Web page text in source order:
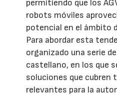
permitiendo que los
robots móviles
potencial en el ámbito
Para abordar esta
organizado una serie
castellano, en los que
soluciones que cubren
relevantes para la